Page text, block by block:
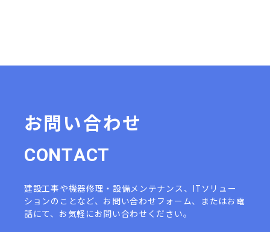
お問い合わせ
CONTACT
建設工事や機器修理・設備メンテナンス、ITソリュー
ションのことなど、 お問い合わせフォーム、またはお電
話にて、お気軽にお問い合わせください。